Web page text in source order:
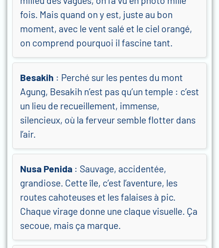
fois. Mais quand on y est, juste au bon
moment, avec le vent salé et le ciel orangé,
on comprend pourquoi il fascine tant.
Besakih : Perché sur les pentes du mont
Agung, Besakih n’est pas qu’un temple : c’est
un lieu de recueillement, immense,
silencieux, où la ferveur semble flotter dans
l’air.
Nusa Penida : Sauvage, accidentée,
grandiose. Cette île, c’est l’aventure, les
routes cahoteuses et les falaises à pic.
Chaque virage donne une claque visuelle. Ça
secoue, mais ça marque.